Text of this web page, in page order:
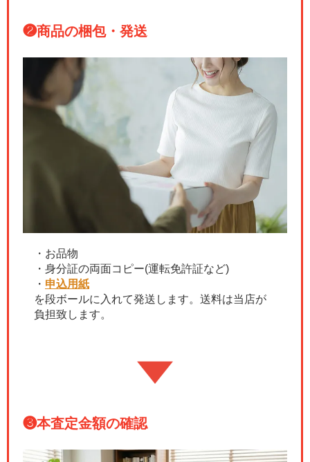
❷商品の梱包・発送
・お品物
・身分証の両面コピー(運転免許証など)
・ 申込用紙
を段ボールに入れて発送します。送料は当店が
負担致します。
❸本査定金額の確認